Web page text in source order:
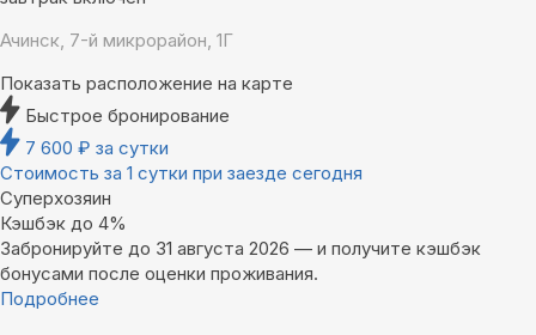
Ачинск, 7-й микрорайон, 1Г
Показать расположение на карте
Быстрое бронирование
7 600 ₽ за сутки
Стоимость за 1 сутки при заезде сегодня
Суперхозяин
Кэшбэк до 4%
Забронируйте до 31 августа 2026 — и получите кэшбэк
бонусами после оценки проживания.
Подробнее